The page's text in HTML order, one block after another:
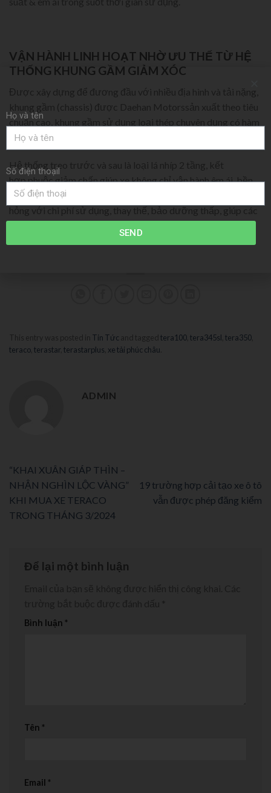
VẬN HÀNH LINH HOẠT NHỜ ƯU THẾ TỪ HỆ
THỐNG KHUNG GẦM GIẢM XÓC
chuẩn cao, khung gầm sử dụng loại thép chuyên dụng có hàm
lượng Carbon cao và được dập khuôn 1 lần duy nhất.
Hệ thống treo trước và sau là loại lá nhíp 2 tầng, kết
hợp phuộc giảm chấn giúp xe không chỉ vận hành êm ái, bền
bỉ, đem đến khả năng chịu tải cao mà còn hạn chế hư
Tin Tức tera100 tera345sl tera350
teraco terastar, terastarplus xe tải phúc châu
ADMIN
“KHAI XUÂN GIÁP THÌN –
NHẬN NGHÌN LỘC VÀNG”
KHI MUA XE TERACO
TRONG THÁNG 3/2024
19 trường hợp cải tạo xe ô tô
vẫn được phép đăng kiểm
Để lại một bình luận
Bình luận *
Tên *
Email *
Họ và tên
Số điện thoạil
SEND